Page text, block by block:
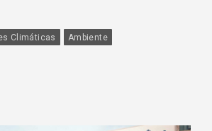
Climáticas Ambiente